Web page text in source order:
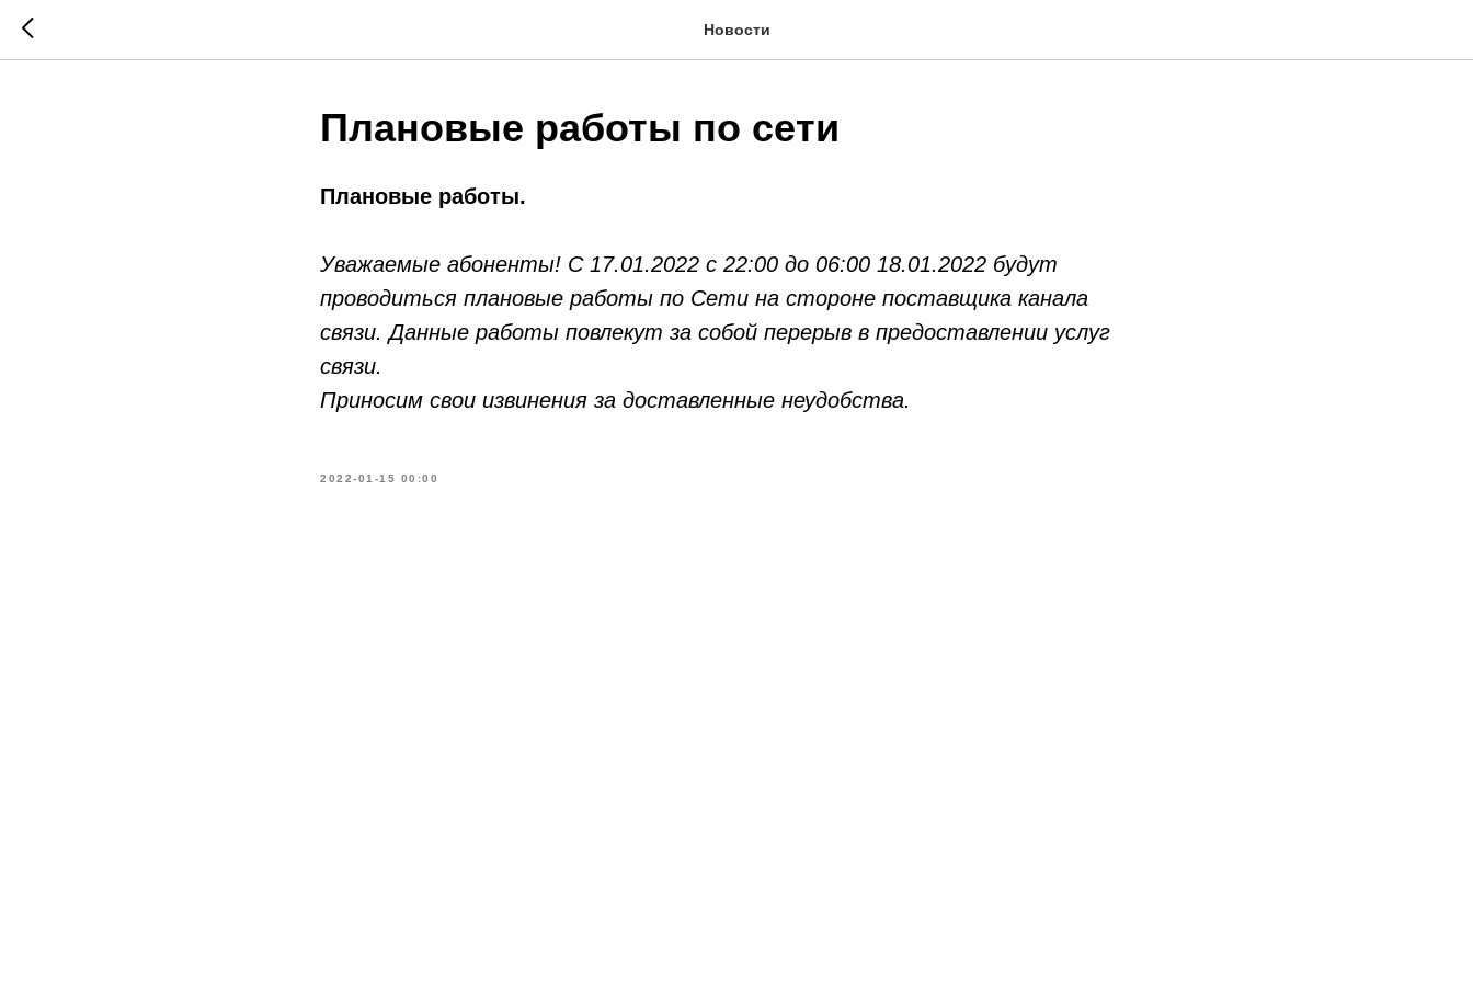
Новости
Плановые работы по сети
Плановые работы.
Уважаемые абоненты! С 17.01.2022 с 22:00 до 06:00 18.01.2022 будут
проводиться плановые работы по Сети на стороне поставщика канала
связи. Данные работы повлекут за собой перерыв в предоставлении услуг
связи.
Приносим свои извинения за доставленные неудобства.
2022-01-15 00:00